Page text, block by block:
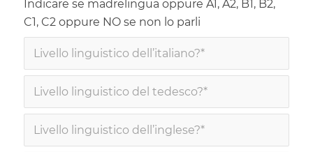
Indicare se madrelingua oppure A1, A2, B1, B2,
C1, C2 oppure NO se non lo parli